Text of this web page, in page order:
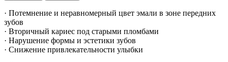
· Потемнение и неравномерный цвет эмали в зоне передних
зубов
· Вторичный кариес под старыми пломбами
· Нарушение формы и эстетики зубов
· Снижение привлекательности улыбки